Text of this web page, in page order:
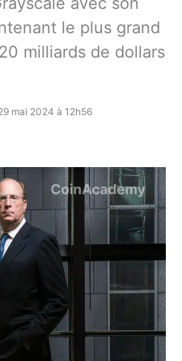
le plus grand
milliards de dollars
mai 2024 à 12h56